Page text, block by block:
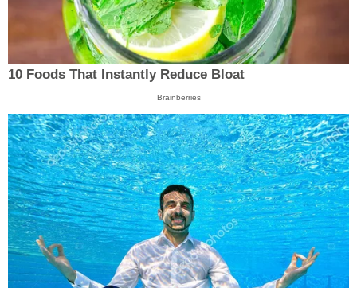
10 Foods That Instantly Reduce Bloat
Brainberries